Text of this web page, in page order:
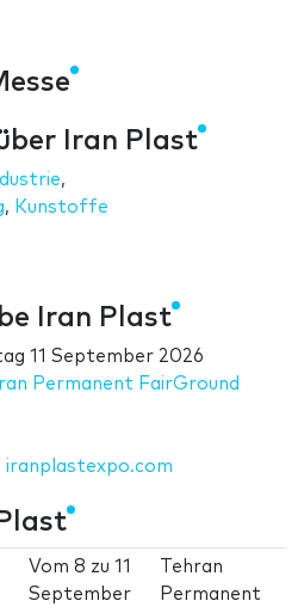
Iran Plast
,
, Kunstoffe
Iran Plast
11 September 2026
Permanent FairGround
iranplastexpo.com
Vom8 zu11
September
Tehran
Permanent